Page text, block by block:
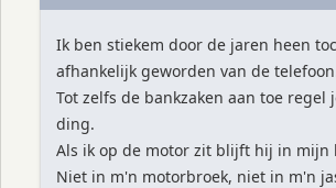
Ik ben stiekem door de jaren heen
afhankelijk geworden van de
Tot zelfs de bankzaken aan toe regel
ding.
Als ik op de motor zit blijft hij in mijn
Niet in m'n motorbroek, niet in m'n